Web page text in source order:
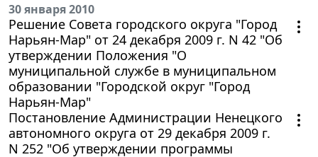
30 января 2010
Решение Совета городского округа "Город
Нарьян-Мар" от 24 декабря 2009 г. N 42 "Об
утверждении Положения "О
муниципальной службе в муниципальном
образовании "Городской округ "Город
Нарьян-Мар"
Постановление Администрации Ненецкого
автономного округа от 29 декабря 2009 г.
N 252 "Об утверждении программы